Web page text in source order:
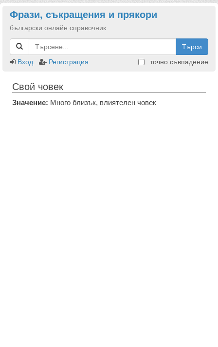
Фрази, съкращения и прякори
български онлайн справочник
Търси
Вход
Регистрация точно съвпадение
Свой човек
Значение: Много близък, влиятелен човек